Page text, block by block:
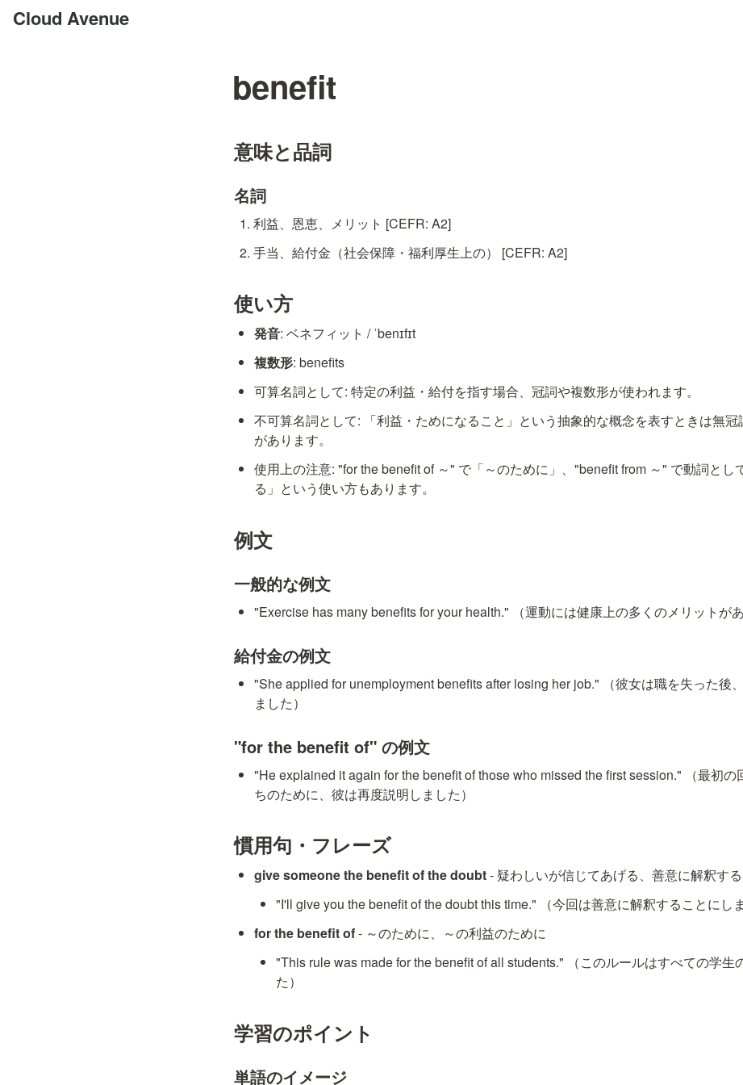
Cloud Avenue
benefit
意味と品詞
名詞
利益、恩恵、メリット [CEFR: A2]
手当、給付金（社会保障・福利厚生上の） [CEFR: A2]
使い方
発音: ベネフィット / ˈbenɪfɪt
複数形: benefits
可算名詞として: 特定の利益・給付を指す場合、冠詞や複数形が使われます。
不可算名詞として: 「利益・ためになること」という抽象的な概念を表すときは無冠
があります。
使用上の注意: "for the benefit of ～" で「～のために」、"benefit from ～" で動詞とし
る」という使い方もあります。
例文
一般的な例文
"Exercise has many benefits for your health." （運動には健康上の多くのメリットがあ
給付金の例文
"She applied for unemployment benefits after losing her job." （彼女は職を失った後
ました）
"for the benefit of" の例文
"He explained it again for the benefit of those who missed the first session." （最初の
ちのために、彼は再度説明しました）
慣用句・フレーズ
give someone the benefit of the doubt - 疑わしいが信じてあげる、善意に解釈する
"I'll give you the benefit of the doubt this time." （今回は善意に解釈することにしま
for the benefit of - ～のために、～の利益のために
"This rule was made for the benefit of all students." （このルールはすべての学生
た）
学習のポイント
単語のイメージ